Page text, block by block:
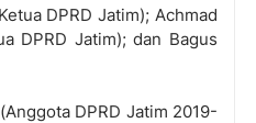
DPRD Jatim); Achmad
DPRD Jatim); dan Bagus
DPRD Jatim 2019-